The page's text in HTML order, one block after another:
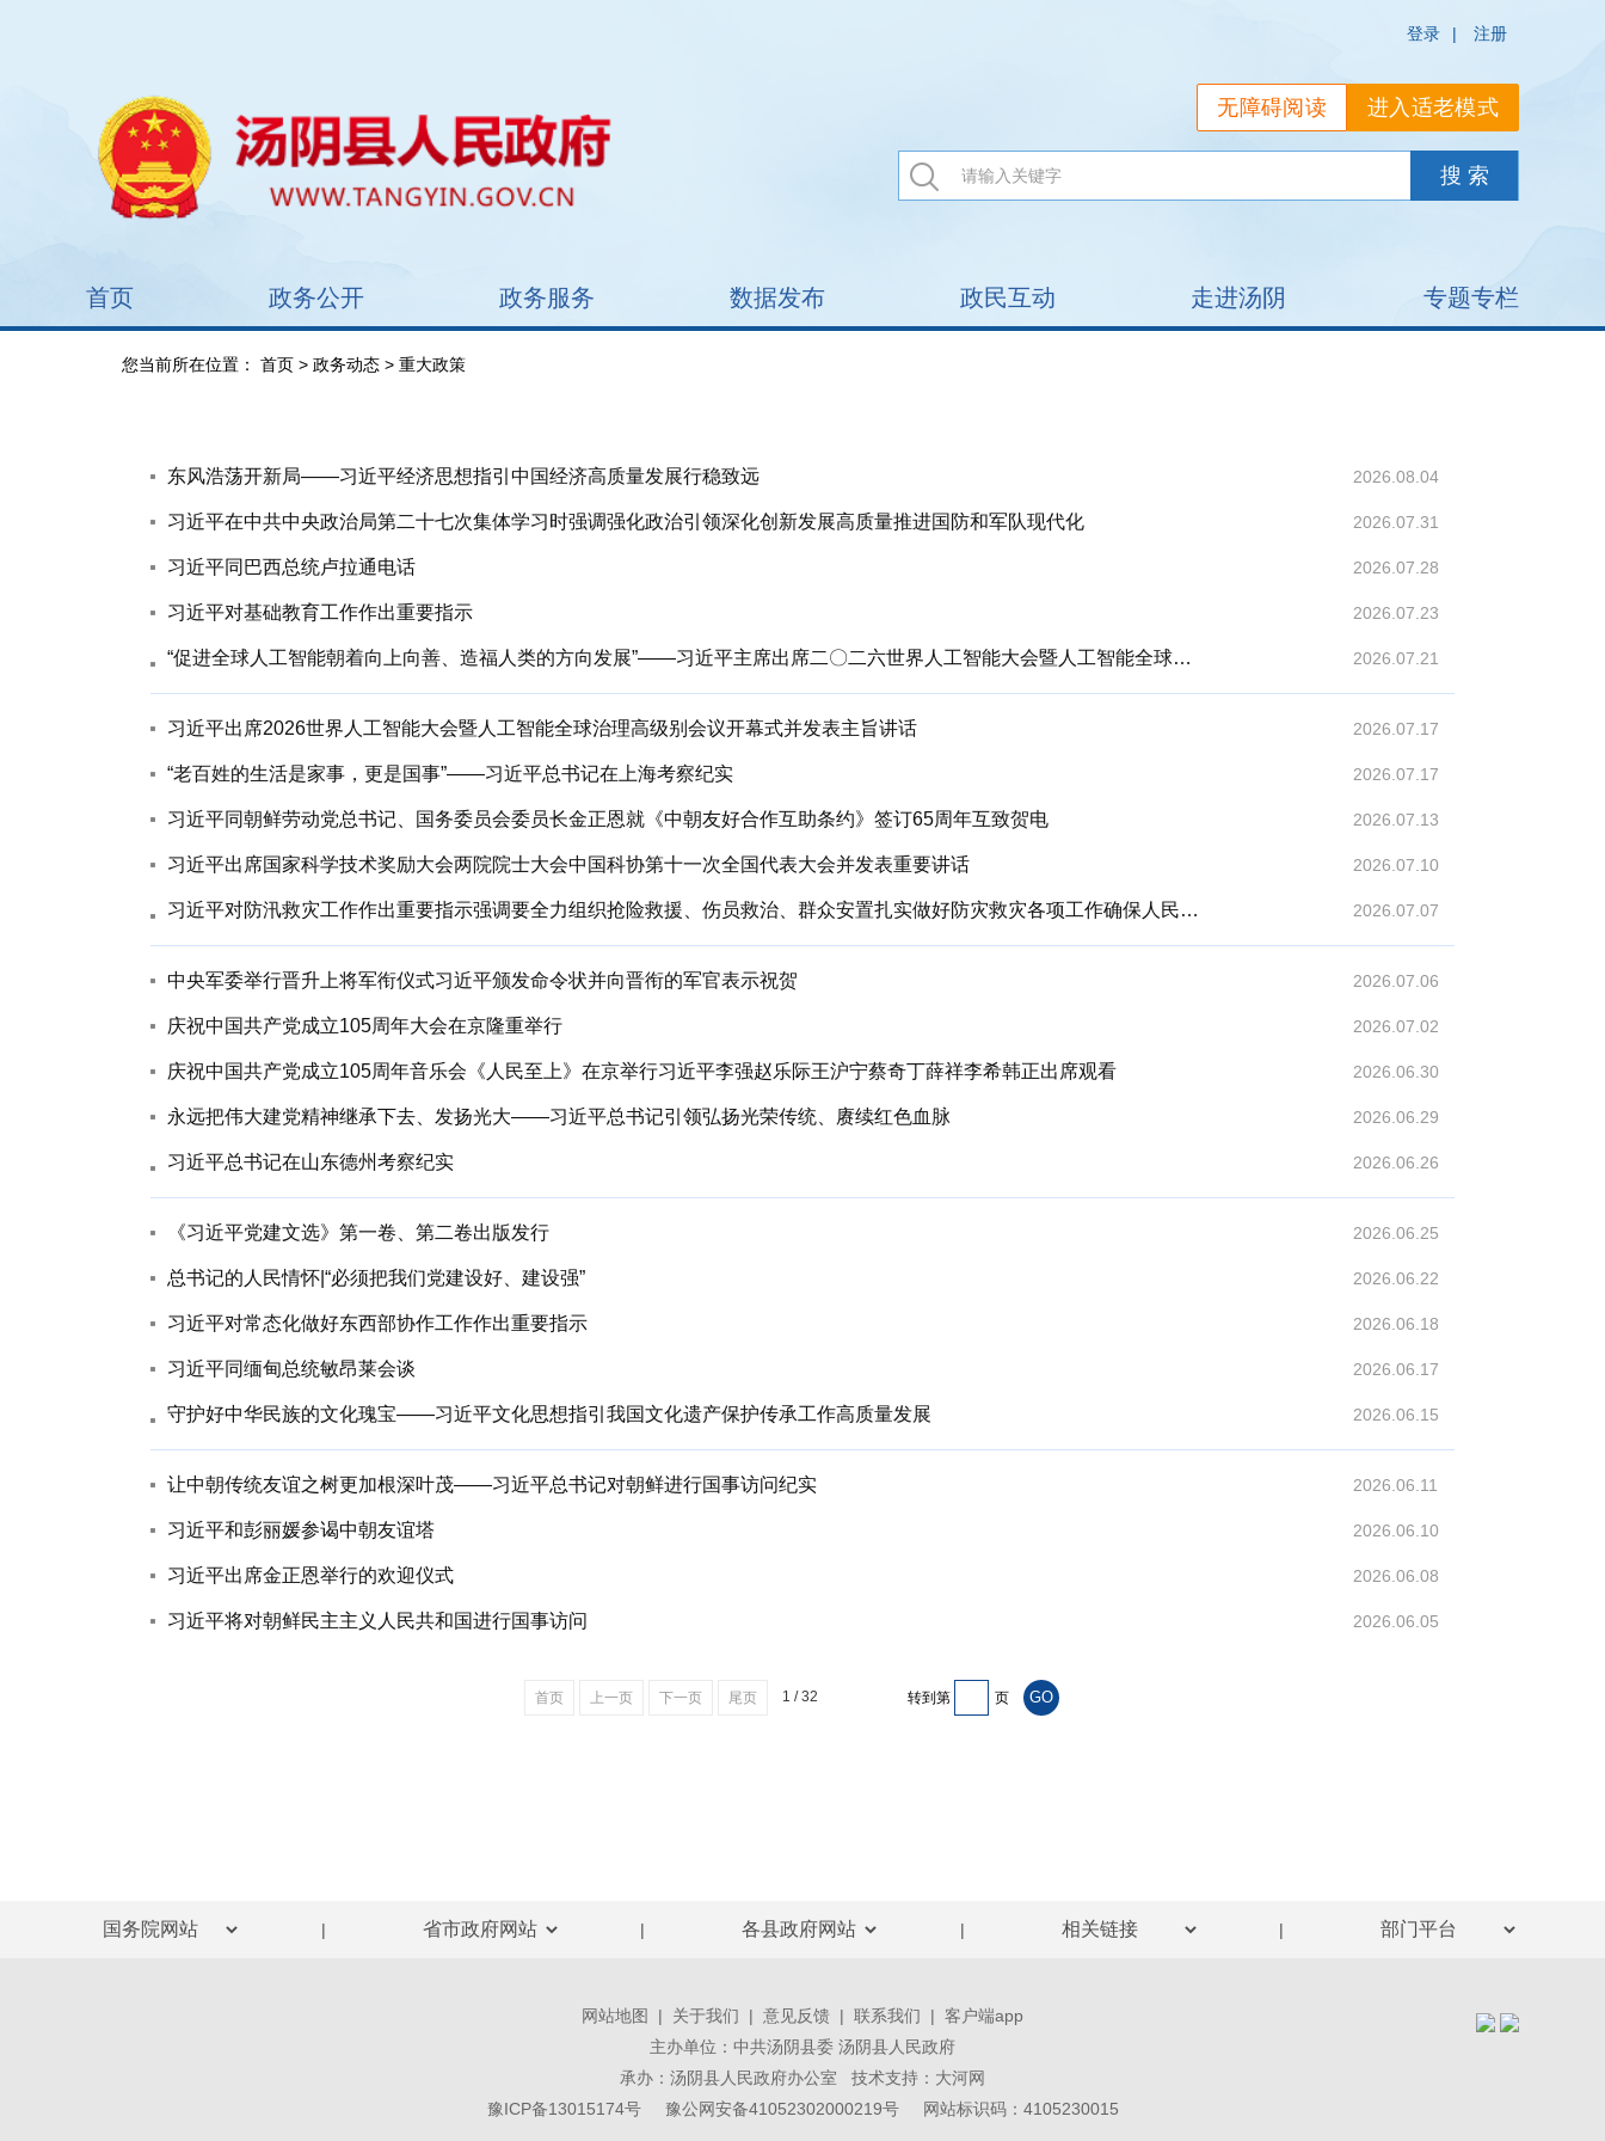
登录 | 注册
进入适老模式
无障碍阅读
首页 政务公开 政务服务 数据发布 政民互动 走进汤阴 专题专栏
您当前所在位置： 首页 > 政务动态 > 重大政策
2026.08.04
东风浩荡开新局——习近平经济思想指引中国经济高质量发展行稳致远
2026.07.31
习近平在中共中央政治局第二十七次集体学习时强调强化政治引领深化创新发展高质量推进国防和军队现代化
2026.07.28
习近平同巴西总统卢拉通电话
2026.07.23
习近平对基础教育工作作出重要指示
2026.07.21
“促进全球人工智能朝着向上向善、造福人类的方向发展”——习近平主席出席二〇二六世界人工智能大会暨人工智能全球治理高级别会议系列活动纪实
2026.07.17
习近平出席2026世界人工智能大会暨人工智能全球治理高级别会议开幕式并发表主旨讲话
2026.07.17
“老百姓的生活是家事，更是国事”——习近平总书记在上海考察纪实
2026.07.13
习近平同朝鲜劳动党总书记、国务委员会委员长金正恩就《中朝友好合作互助条约》签订65周年互致贺电
2026.07.10
习近平出席国家科学技术奖励大会两院院士大会中国科协第十一次全国代表大会并发表重要讲话
2026.07.07
习近平对防汛救灾工作作出重要指示强调要全力组织抢险救援、伤员救治、群众安置扎实做好防灾救灾各项工作确保人民群众生命财产安全
2026.07.06
中央军委举行晋升上将军衔仪式习近平颁发命令状并向晋衔的军官表示祝贺
2026.07.02
庆祝中国共产党成立105周年大会在京隆重举行
2026.06.30
庆祝中国共产党成立105周年音乐会《人民至上》在京举行习近平李强赵乐际王沪宁蔡奇丁薛祥李希韩正出席观看
2026.06.29
永远把伟大建党精神继承下去、发扬光大——习近平总书记引领弘扬光荣传统、赓续红色血脉
2026.06.26
习近平总书记在山东德州考察纪实
2026.06.25
《习近平党建文选》第一卷、第二卷出版发行
2026.06.22
总书记的人民情怀|“必须把我们党建设好、建设强”
2026.06.18
习近平对常态化做好东西部协作工作作出重要指示
2026.06.17
习近平同缅甸总统敏昂莱会谈
2026.06.15
守护好中华民族的文化瑰宝——习近平文化思想指引我国文化遗产保护传承工作高质量发展
2026.06.11
让中朝传统友谊之树更加根深叶茂——习近平总书记对朝鲜进行国事访问纪实
2026.06.10
习近平和彭丽媛参谒中朝友谊塔
2026.06.08
习近平出席金正恩举行的欢迎仪式
2026.06.05
习近平将对朝鲜民主主义人民共和国进行国事访问
首页 上一页 下一页 尾页 1 / 32 转到第 页
| | | |
网站地图 | 关于我们 | 意见反馈 | 联系我们 | 客户端app
主办单位：中共汤阴县委 汤阴县人民政府
承办：汤阴县人民政府办公室 技术支持： 大河网
豫ICP备13015174号
豫公网安备41052302000219号网站标识码：4105230015